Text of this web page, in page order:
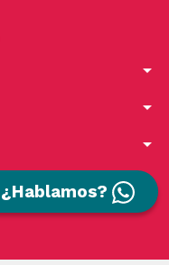
arrow_drop_down
arrow_drop_down
arrow_drop_down
¿Hablamos?